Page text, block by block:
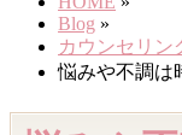
Blog »
カウンセリン
悩みや不調は